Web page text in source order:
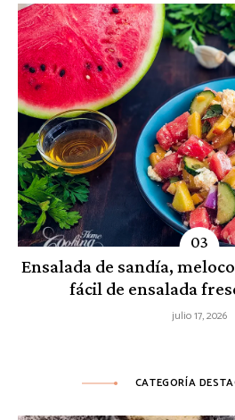
Ensalada de sandía,
fácil de ensalada
julio 17, 2026
CATEGORÍA